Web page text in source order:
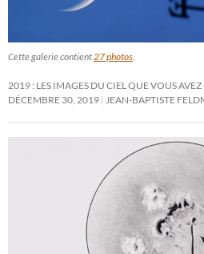
Cette galerie contient27 photos.
2019 : LES IMAGES DU CIEL QUE VOUS
DÉCEMBRE 30, 2019 JEAN-BAPTISTE